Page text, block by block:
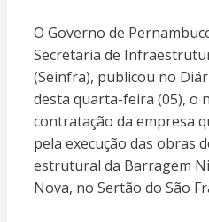
O Governo de
Secretaria de
(Seinfra), publicou no
desta quarta-feira (05), o
contratação da empresa
pela execução das obras
estrutural da Barragem
Nova, no Sertão do São